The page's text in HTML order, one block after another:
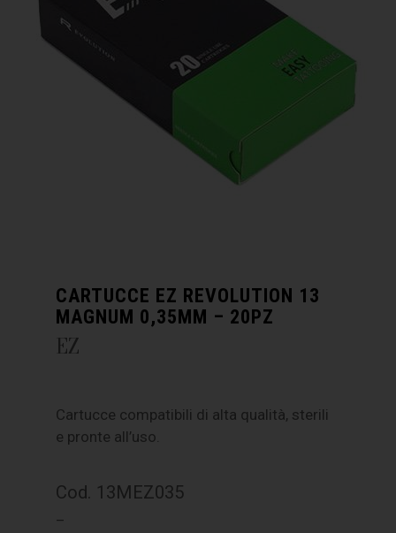
CARTUCCE EZ REVOLUTION 13
MAGNUM 0,35MM – 20PZ
EZ
Cartucce compatibili di alta qualità, sterili
e pronte all’uso.
Cod. 13MEZ035
–